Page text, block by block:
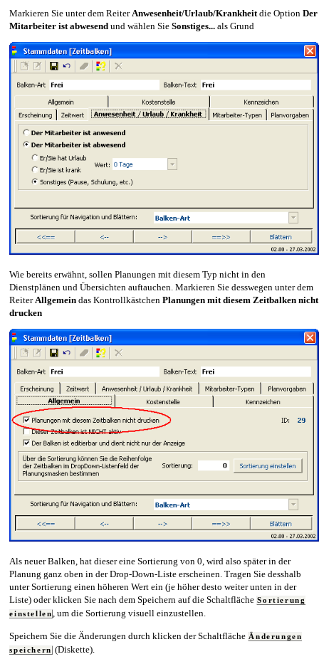
Markieren Sie unter dem Reiter Anwesenheit/Urlaub/Krankheit die OptionDer
Mitarbeiter ist abwesend und wählen SieSonstiges... als Grund
Wie bereits erwähnt, sollen Planungen mit diesem Typ nicht in den
Dienstplänen und Übersichten auftauchen. Markieren Sie desswegen unter dem
Reiter Allgemein das KontrollkästchenPlanungen mit diesem Zeitbalken nicht
drucken
Als neuer Balken, hat dieser eine Sortierung von 0, wird also später in der
Planung ganz oben in der Drop-Down-Liste erscheinen. Tragen Sie desshalb
unter Sortierung einen höheren Wert ein (je höher desto weiter unten in der
Liste) oder klicken Sie nach dem Speichern auf die Schaltfläche Sortierung
einstellen
, um die Sortierung visuell einzustellen.
Speichern Sie die Änderungen durch klicken der Schaltfläche Änderungen
speichern (Diskette).